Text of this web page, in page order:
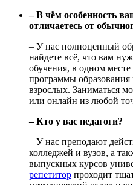
– В чём особенность
отличаетесь от
– У нас полноценный
найдете всё, что вам
обучения, в одном
программы образования
взрослых. Заниматься
или онлайн из любой
– Кто у вас педагоги?
– У нас преподают
колледжей и вузов, а
выпускных курсов
репетитор проходит